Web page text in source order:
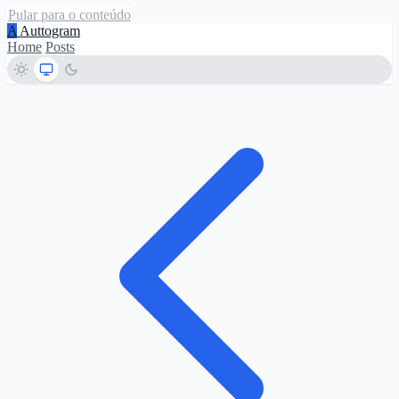
Pular para o conteúdo
A Auttogram
Home Posts